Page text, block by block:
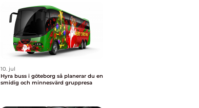
10. jul
Hyra buss i göteborg så planerar du en
smidig och minnesvärd gruppresa